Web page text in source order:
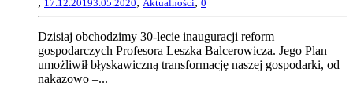
17.12.20193.05.2020 Aktualności 0
Dzisiaj obchodzimy 30-lecie inauguracji reform
gospodarczych Profesora Leszka Balcerowicza. Jego Plan
umożliwił błyskawiczną transformację naszej gospodarki, od
nakazowo –...